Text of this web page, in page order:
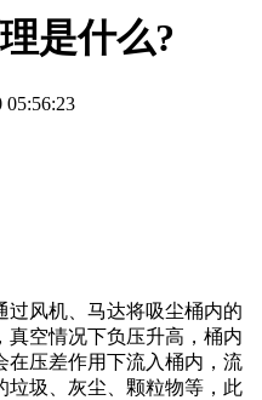
是什么?
05:56:23
过风机、马达将吸尘桶内的
真空情况下负压升高，桶内
在压差作用下流入桶内，流
垃圾、灰尘、颗粒物等，此